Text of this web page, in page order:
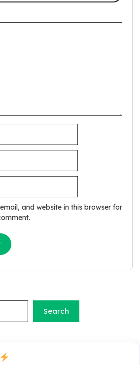
and website in this browser for
Search
Apply Online: नया व्यवसाय शुरू करने
ये सरकारी योजना, 25% सब्सिडी के साथ मिलता है 1
मिलती है 40 प्रतिशत सब्सिडी
है ₹50,000 का लोन, कम ब्याज के साथ मिलती है 15%
से मजदुर साथी ले सकते है दो लाख का लोन, 8 साल नहीं देना
Yojana Loan: मातृशक्ति उद्यमिता योजना